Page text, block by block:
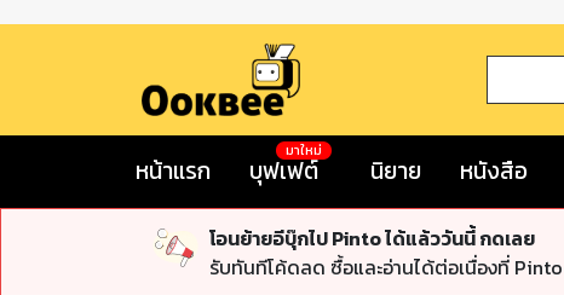
หน้าแรก บุฟเฟต์
มาใหม่
นิยาย หนังสือ
โอนย้ายอีบุ๊กไป Pinto ได้แล้ววันนี้ กดเลย
รับทันทีโค้ดลด ซื้อและอ่านได้ต่อเนื่องที่ Pinto